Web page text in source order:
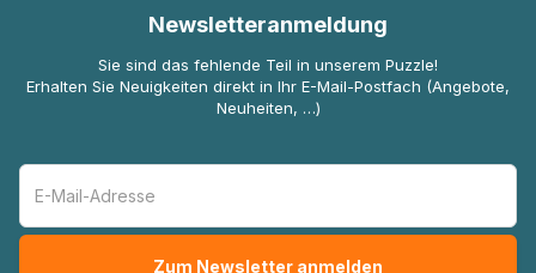
Newsletteranmeldung
Sie sind das fehlende Teil in unserem Puzzle!
Erhalten Sie Neuigkeiten direkt in Ihr E-Mail-Postfach (Angebote,
Neuheiten, …)